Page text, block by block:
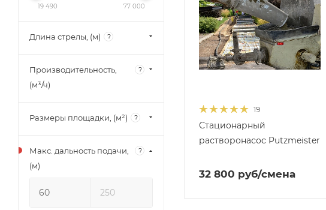
19
Стационарный
растворонасос Putzmeister
32 800 руб/смена
19 490 77 000
Длина стрелы, (м) ?
Производительность,
(м³/ч)
?
Размеры площадки, (м²) ?
Макс. дальность подачи,
(м)
?